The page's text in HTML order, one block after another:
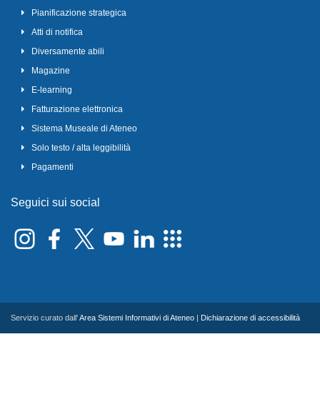
Pianificazione strategica
Atti di notifica
Diversamente abili
Magazine
E-learning
Fatturazione elettronica
Sistema Museale di Ateneo
Solo testo / alta leggibilità
Pagamenti
Seguici sui social
Servizio curato dall'Area Sistemi Informativi di Ateneo Dichiarazione di accessibilità